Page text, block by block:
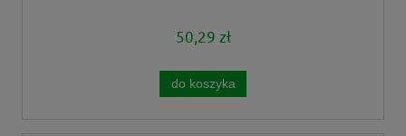
50,29 zł
do koszyka